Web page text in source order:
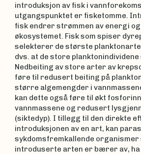
introduksjon av fisk i
utgangspunktet er fisketomme.
fisk endrer strømmen av energi
økosystemet. Fisk som spiser
selekterer de største
dvs. at de store
Nedbeiting av store arter av
føre til redusert beiting på
større algemengder i
kan dette også føre til økt
vannmassene og redusert
(siktedyp). I tillegg til den direkte
introduksjonen av en art, kan
sykdomsfremkallende organismer
introduserte arten er bærer av,